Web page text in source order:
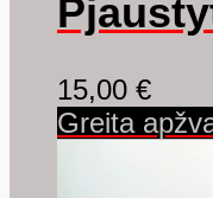
15,00 €
Greita